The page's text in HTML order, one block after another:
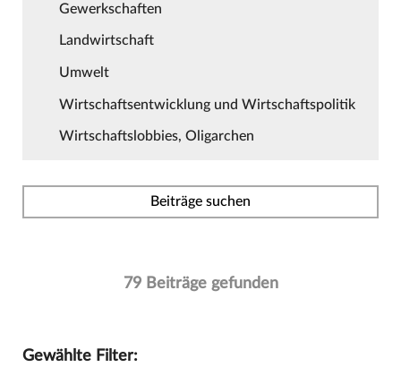
Gewerkschaften
Landwirtschaft
Umwelt
Wirtschaftsentwicklung und Wirtschaftspolitik
Wirtschaftslobbies, Oligarchen
Beiträge suchen
79 Beiträge gefunden
Gewählte Filter: